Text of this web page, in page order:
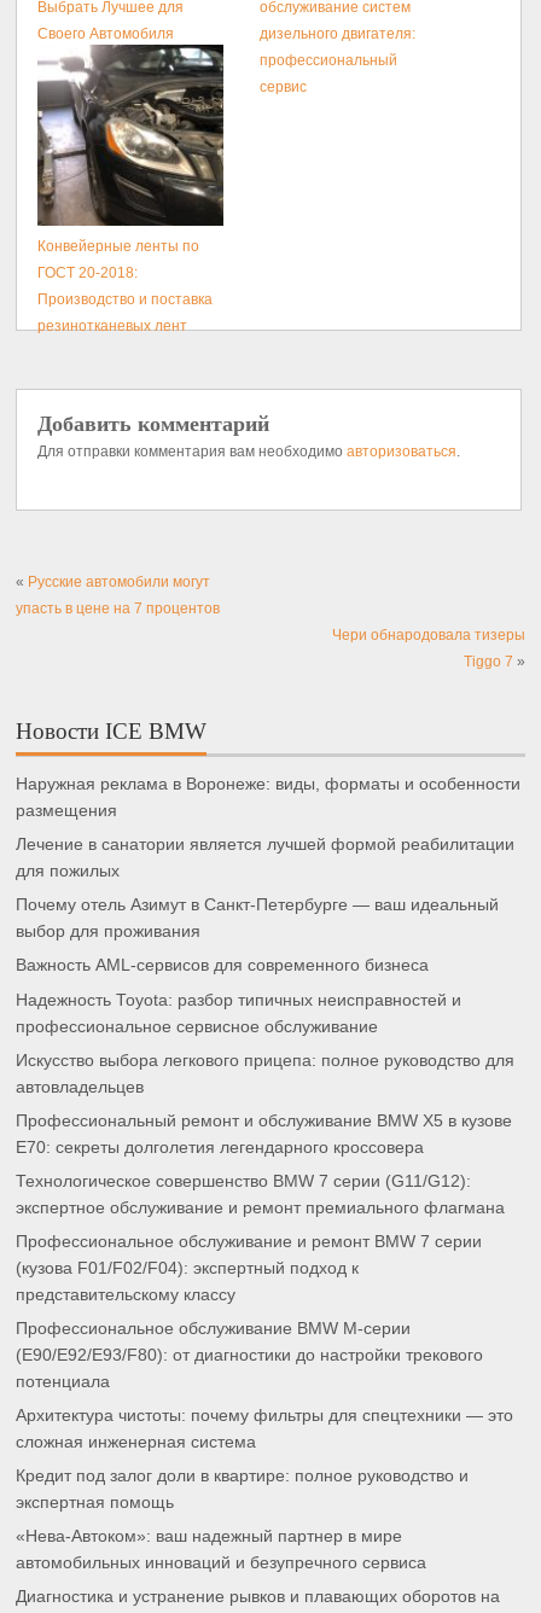
Выбрать Лучшее для
Своего Автомобиля
обслуживание систем
дизельного двигателя:
профессиональный
сервис
Конвейерные ленты по
ГОСТ 20-2018:
Производство и поставка
резинотканевых лент
Добавить комментарий
Для отправки комментария вам необходимоавторизоваться.
« Русские автомобили могут
упасть в цене на 7 процентов
Чери обнародовала тизеры
Tiggo 7 »
Новости ICE BMW
Наружная реклама в Воронеже: виды, форматы и особенности
размещения
Лечение в санатории является лучшей формой реабилитации
для пожилых
Почему отель Азимут в Санкт-Петербурге — ваш идеальный
выбор для проживания
Важность AML-сервисов для современного бизнеса
Надежность Toyota: разбор типичных неисправностей и
профессиональное сервисное обслуживание
Искусство выбора легкового прицепа: полное руководство для
автовладельцев
Профессиональный ремонт и обслуживание BMW X5 в кузове
E70: секреты долголетия легендарного кроссовера
Технологическое совершенство BMW 7 серии (G11/G12):
экспертное обслуживание и ремонт премиального флагмана
Профессиональное обслуживание и ремонт BMW 7 серии
(кузова F01/F02/F04): экспертный подход к
представительскому классу
Профессиональное обслуживание BMW M-серии
(E90/E92/E93/F80): от диагностики до настройки трекового
потенциала
Архитектура чистоты: почему фильтры для спецтехники — это
сложная инженерная система
Кредит под залог доли в квартире: полное руководство и
экспертная помощь
«Нева-Автоком»: ваш надежный партнер в мире
автомобильных инноваций и безупречного сервиса
Диагностика и устранение рывков и плавающих оборотов на